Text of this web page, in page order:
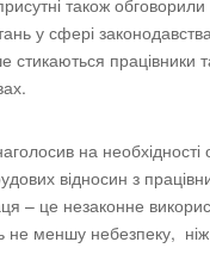
у сфері
стикаються працівники
на необхідності
відносин з
– це незаконне
не меншу небезпеку, ніж